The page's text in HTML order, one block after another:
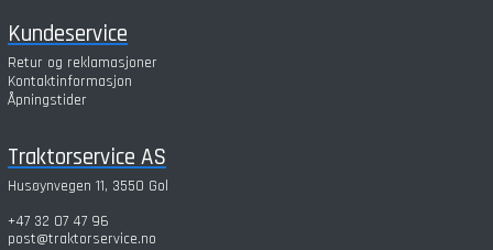
Kundeservice
Retur og reklamasjoner
Kontaktinformasjon
Åpningstider
Traktorservice AS
Husøynvegen 11, 3550 Gol
+47 32 07 47 96
post@traktorservice.no